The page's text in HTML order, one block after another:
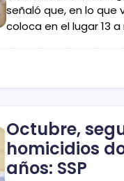
señaló que, en lo que
coloca en el lugar 13
Octubre,
homicidios
años: SSP